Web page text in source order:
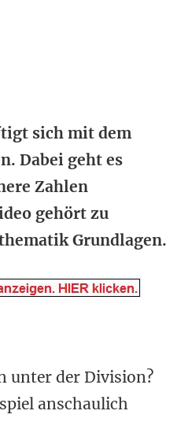
sich mit dem
Dabei geht es
Zahlen
gehört zu
Grundlagen.
unter der Division?
anschaulich